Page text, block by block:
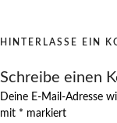
HINTERLASSE EIN
Schreibe einen
Deine E-Mail-Adresse
mit * markiert